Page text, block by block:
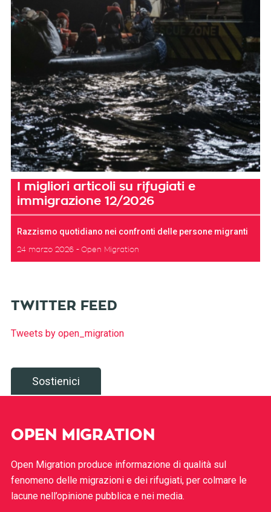
I migliori articoli su rifugiati e
immigrazione 12/2026
Razzismo quotidiano nei confronti delle persone migranti
24 marzo 2026 Open Migration
TWITTER FEED
Tweets by open_migration
Sostienici
OPEN MIGRATION
Open Migration produce informazione di qualità sul
fenomeno delle migrazioni e dei rifugiati, per colmare le
lacune nell’opinione pubblica e nei media.